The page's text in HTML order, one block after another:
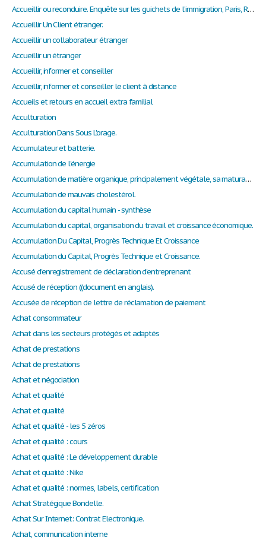
Accueillir ou reconduire. Enquête sur les guichets de l’immigration, Paris, Raisons d’agir
Accueillir Un Client étranger.
Accueillir un collaborateur étranger
Accueillir un étranger
Accueillir, informer et conseiller
Accueillir, informer et conseiller le client à distance
Accueils et retours en accueil extra familial
Acculturation
Acculturation Dans Sous L'orage.
Accumulateur et batterie.
Accumulation de l'énergie
Accumulation de matière organique, principalement végétale, sa maturation en hydrocarbures.
Accumulation de mauvais cholestérol.
Accumulation du capital humain - synthèse
Accumulation du capital, organisation du travail et croissance économique.
Accumulation Du Capital, Progrès Technique Et Croissance
Accumulation du Capital, Progrès Technique et Croissance.
Accusé d'enregistrement de déclaration d'entreprenant
Accusé de réception ((document en anglais).
Accusée de réception de lettre de réclamation de paiement
Achat consommateur
Achat dans les secteurs protégés et adaptés
Achat de prestations
Achat de prestations
Achat et négociation
Achat et qualité
Achat et qualité
Achat et qualité - les 5 zéros
Achat et qualité : cours
Achat et qualité : Le développement durable
Achat et qualité : Nike
Achat et qualité : normes, labels, certification
Achat Stratégique Bondelle.
Achat Sur Internet: Contrat Electronique.
Achat, communication interne